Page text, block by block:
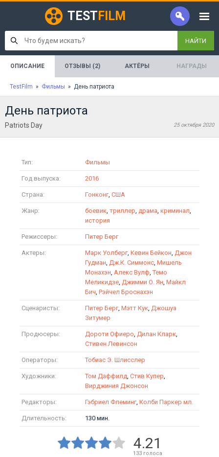
TEST FILM
НАЙТИ
ОПИСАНИЕ ОТЗЫВЫ (2) АКТЁРЫ НАГРАДЫ
TestFilm » Фильмы » День патриота
День патриота
Patriots Day 25 октября 2020
Тип: Фильмы
Год выпуска: 2016
Страна: Гонконг, США
Жанр: боевик, триллер, драма, криминал,
история
Режиссеры: Питер Берг
Актеры: Марк Уолберг, Кевин Бейкон, Джон
Гудман, Дж.К. Симмонс, Мишель
Монахэн, Алекс Вулф,Темо
Меликидзе, Джимми О. Ян, Майкл
Бич, Рэйчел Броснахэн
Сценаристы: Питер Берг, Мэтт Кук, Джошуа
Зитумер
Продюсеры: Дороти Офиеро, Дилан Кларк,
Стивен Левинсон
Операторы: Тобиас Э. Шлисслер
Художники: Том Даффилд, Стив Купер,
Вирджиния Джонсон
Редакторы: Гэбриел Флеминг, Колби Паркер мл.
Длительность: 130 мин.
4.21
133голоса